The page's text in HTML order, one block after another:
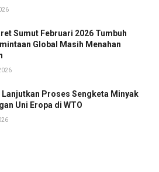
Sumut Februari 2026 Tumbuh
Global Masih Menahan
Lanjutkan Proses Sengketa Minyak
Uni Eropa di WTO